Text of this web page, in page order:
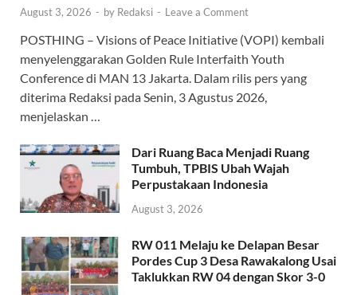
August 3, 2026 - by Redaksi - Leave a Comment
POSTHING – Visions of Peace Initiative (VOPI) kembali
menyelenggarakan Golden Rule Interfaith Youth
Conference di MAN 13 Jakarta. Dalam rilis pers yang
diterima Redaksi pada Senin, 3 Agustus 2026,
menjelaskan …
Dari Ruang Baca Menjadi Ruang
Tumbuh, TPBIS Ubah Wajah
Perpustakaan Indonesia
August 3, 2026
RW 011 Melaju ke Delapan Besar
Pordes Cup 3 Desa Rawakalong Usai
Taklukkan RW 04 dengan Skor 3-0